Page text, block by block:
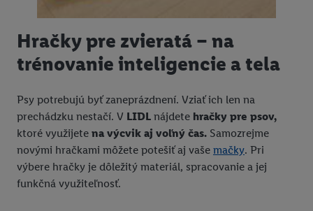
Hračky pre zvieratá – na
trénovanie inteligencie a tela
Psy potrebujú byť zaneprázdnení. Vziať ich len na
prechádzku nestačí. V LIDL nájdete hračky pre psov,
ktoré využijete na výcvik aj voľný čas. Samozrejme
novými hračkami môžete potešiť aj vaše mačky. Pri
výbere hračky je dôležitý materiál, spracovanie a jej
funkčná využiteľnosť.